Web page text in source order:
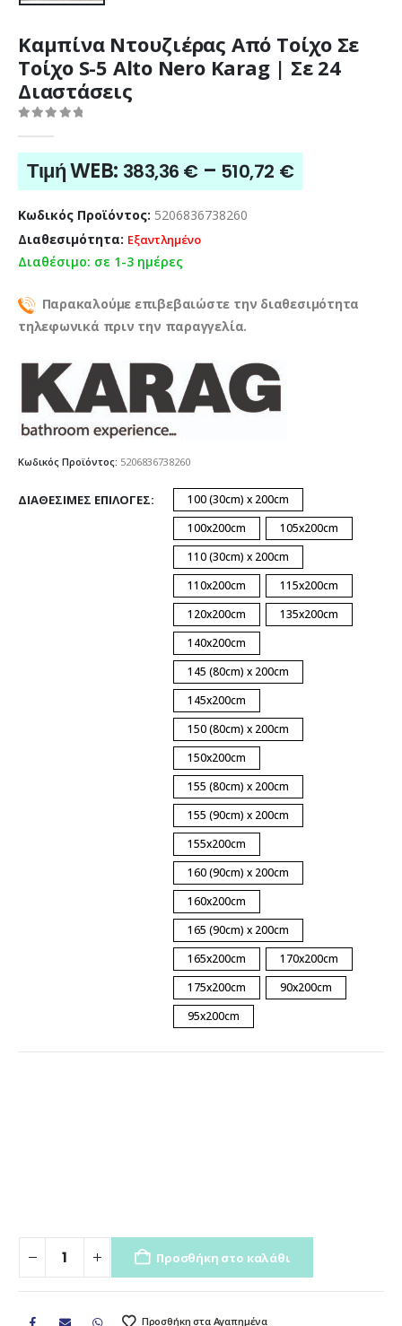
Καμπίνα Ντουζιέρας Από Τοίχο Σε
Τοίχο S-5 Alto Nero Karag | Σε 24
Διαστάσεις
Τιμή WEB: 383,36 € – 510,72 €Price
range:
Κωδικός Προϊόντος: 5206836738260
Διαθεσιμότητα: Εξαντλημένο
Διαθέσιμο: σε 1-3 ημέρες
Παρακαλούμε επιβεβαιώστε την διαθεσιμότητα
τηλεφωνικά πριν την παραγγελία.
Κωδικός Προϊόντος: 5206836738260
ΔΙΑΘΈΣΙΜΕΣ ΕΠΙΛΟΓΈΣ
100 (30cm) x 200cm
100x200cm
105x200cm
110 (30cm) x 200cm
110x200cm
115x200cm
120x200cm
135x200cm
140x200cm
145 (80cm) x 200cm
145x200cm
150 (80cm) x 200cm
150x200cm
155 (80cm) x 200cm
155 (90cm) x 200cm
155x200cm
160 (90cm) x 200cm
160x200cm
165 (90cm) x 200cm
165x200cm
170x200cm
175x200cm
90x200cm
95x200cm
Προσθήκη στο καλάθι
Προσθήκη στα Αγαπημένα